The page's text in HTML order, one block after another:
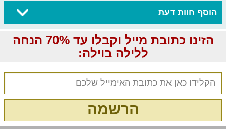
הוסף חוות דעת
הזינו כתובת מייל וקבלו עד 70% הנחה
ללילה בוילה:
הרשמה